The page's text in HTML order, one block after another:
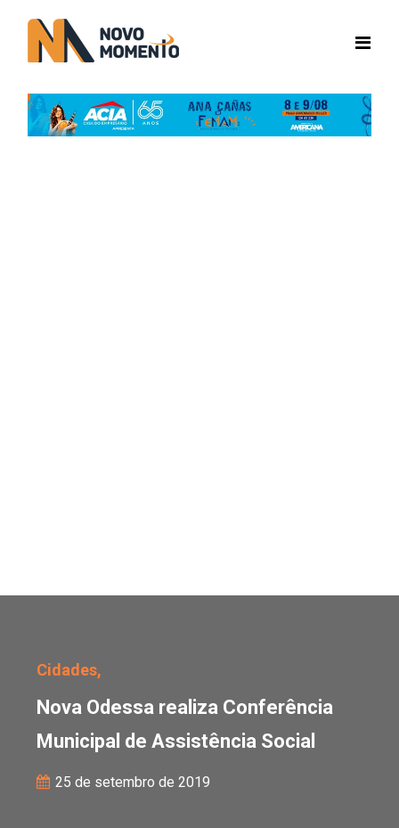
Cidades,
Nova Odessa realiza Conferência
Municipal de Assistência Social
25 de setembro de 2019